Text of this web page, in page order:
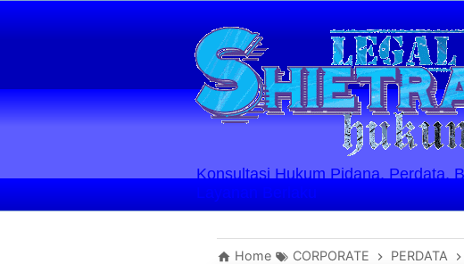
Konsultasi Hukum Pidana, Perdata,
Layanan Berlaku
Home CORPORATE PERDATA